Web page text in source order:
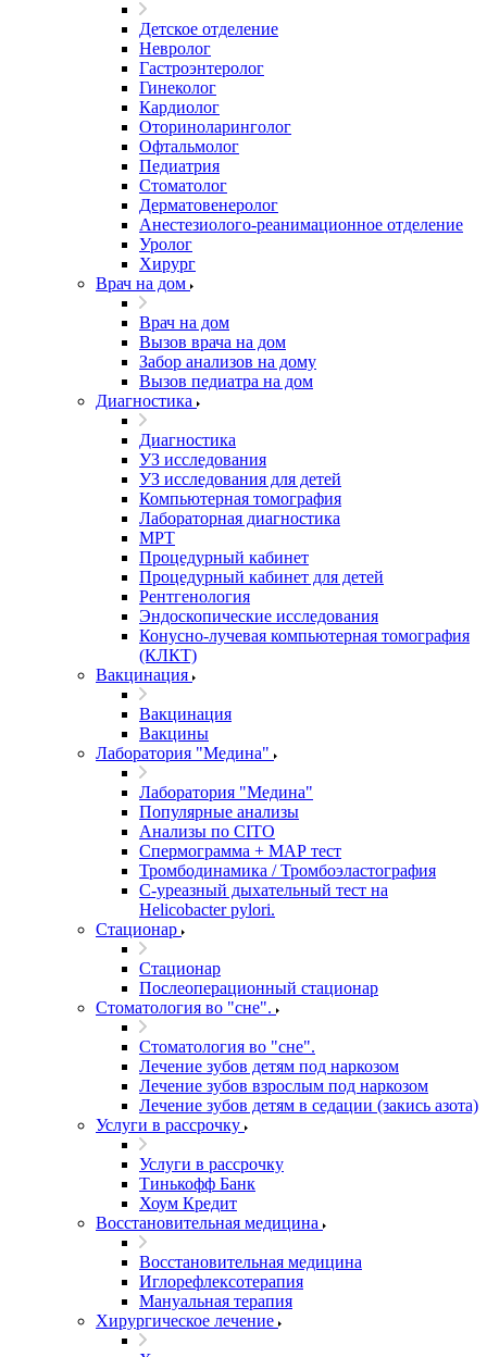
Детское отделение
Невролог
Гастроэнтеролог
Гинеколог
Кардиолог
Оториноларинголог
Офтальмолог
Педиатрия
Стоматолог
Дерматовенеролог
Анестезиолого-реанимационное отделение
Уролог
Хирург
Врач на дом
Врач на дом
Вызов врача на дом
Забор анализов на дому
Вызов педиатра на дом
Диагностика
Диагностика
УЗ исследования
УЗ исследования для детей
Компьютерная томография
Лабораторная диагностика
МРТ
Процедурный кабинет
Процедурный кабинет для детей
Рентгенология
Эндоскопические исследования
Конусно-лучевая компьютерная томография
(КЛКТ)
Вакцинация
Вакцинация
Вакцины
Лаборатория "Медина"
Лаборатория "Медина"
Популярные анализы
Анализы по CITO
Спермограмма + МАР тест
Тромбодинамика / Тромбоэластография
С-уреазный дыхательный тест на
Helicobacter pylori.
Стационар
Стационар
Послеоперационный стационар
Стоматология во "сне".
Стоматология во "сне".
Лечение зубов детям под наркозом
Лечение зубов взрослым под наркозом
Лечение зубов детям в седации (закись азота)
Услуги в рассрочку
Услуги в рассрочку
Тинькофф Банк
Хоум Кредит
Восстановительная медицина
Восстановительная медицина
Иглорефлексотерапия
Мануальная терапия
Хирургическое лечение